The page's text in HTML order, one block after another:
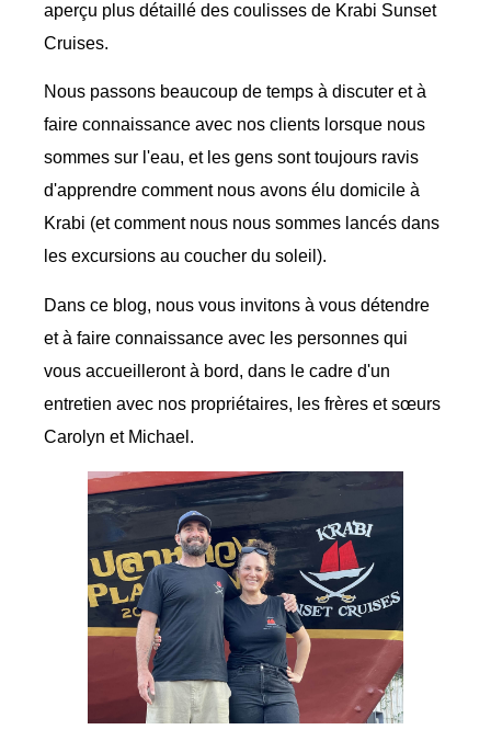
aperçu plus détaillé des coulisses de Krabi Sunset
Cruises.
Nous passons beaucoup de temps à discuter et à
faire connaissance avec nos clients lorsque nous
sommes sur l'eau, et les gens sont toujours ravis
d'apprendre comment nous avons élu domicile à
Krabi (et comment nous nous sommes lancés dans
les excursions au coucher du soleil).
Dans ce blog, nous vous invitons à vous détendre
et à faire connaissance avec les personnes qui
vous accueilleront à bord, dans le cadre d'un
entretien avec nos propriétaires, les frères et sœurs
Carolyn et Michael.